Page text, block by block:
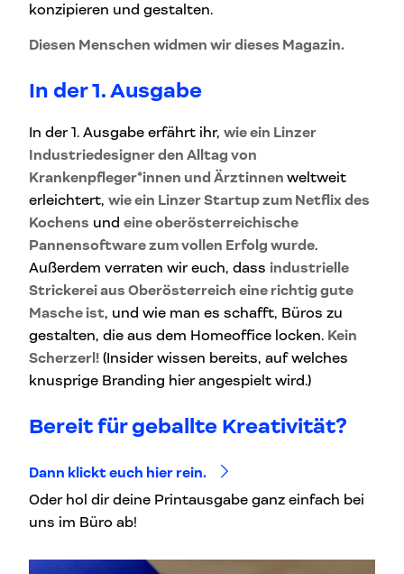
konzipieren und gestalten.
Diesen Menschen widmen wir dieses Magazin.
In der 1. Ausgabe
In der 1. Ausgabe erfährt ihr, wie ein Linzer
Industriedesigner den Alltag von
Krankenpfleger*innen und Ärztinnen weltweit
erleichtert, wie ein Linzer Startup zum Netflix des
Kochens und eine oberösterreichische
Pannensoftware zum vollen Erfolg wurde.
Außerdem verraten wir euch, dass industrielle
Strickerei aus Oberösterreich eine richtig gute
Masche ist, und wie man es schafft, Büros zu
gestalten, die aus dem Homeoffice locken. Kein
Scherzerl! (Insider wissen bereits, auf welches
knusprige Branding hier angespielt wird.)
Bereit für geballte Kreativität?
Dann klickt euch hier rein.
Oder hol dir deine Printausgabe ganz einfach bei
uns im Büro ab!